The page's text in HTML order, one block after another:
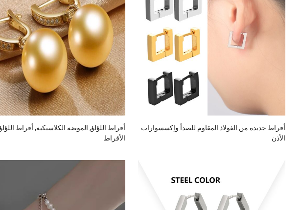
أقراط اللؤلؤ, الموضة الكلاسيكية, أقراط
الأقراط
أقراط جديدة من الفولاذ المقاوم للصدأ وإكسسوارات
الأذن